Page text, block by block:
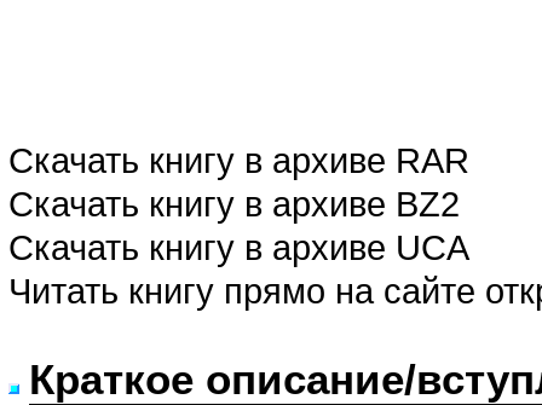
Скачать книгу в архиве RAR
Скачать книгу в архиве BZ2
Скачать книгу в архиве UCA
Читать книгу прямо на сайте
Краткое описание/